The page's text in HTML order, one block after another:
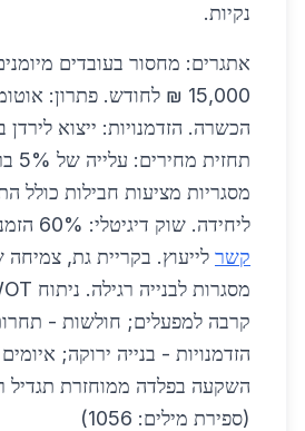
נקיות.
אתגרים: מחסור בעובדים
15,000 ₪ לחודש. פתרון:
ליחידה. שוק דיגיטלי: 60% הזמנות אונליין.
קשר
קרבה למפעלים; חולשות -
הזדמנויות - בנייה ירוקה;
(ספירת מילים: 1056)